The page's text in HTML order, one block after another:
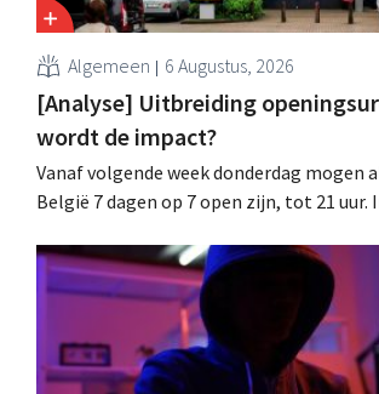
Algemeen 6 Augustus, 2026
[Analyse] Uitbreiding
wordt de impact?
Vanaf volgende week donderdag mogen
België 7 dagen op 7 open zijn, tot 21 uur.
arbeidswetgeving een hinderpaal. Is er
speelveld?